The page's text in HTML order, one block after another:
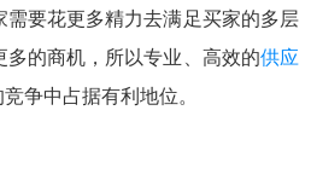
要花更多精力去满足买家的多层
的商机，所以专业、高效的供应
争中占据有利地位。